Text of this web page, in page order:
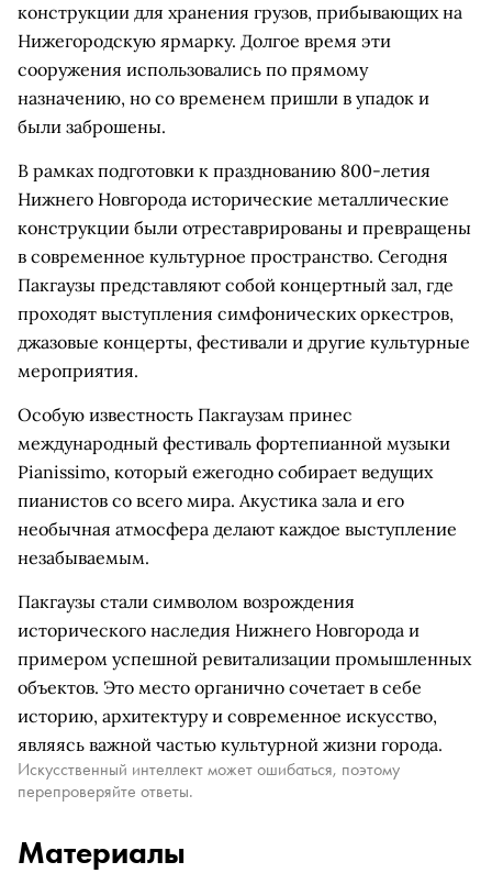
конструкции для хранения грузов, прибывающих на
Нижегородскую ярмарку. Долгое время эти
сооружения использовались по прямому
назначению, но со временем пришли в упадок и
были заброшены.
В рамках подготовки к празднованию 800-летия
Нижнего Новгорода исторические металлические
конструкции были отреставрированы и превращены
в современное культурное пространство. Сегодня
Пакгаузы представляют собой концертный зал, где
проходят выступления симфонических оркестров,
джазовые концерты, фестивали и другие культурные
мероприятия.
Особую известность Пакгаузам принес
международный фестиваль фортепианной музыки
Pianissimo, который ежегодно собирает ведущих
пианистов со всего мира. Акустика зала и его
необычная атмосфера делают каждое выступление
незабываемым.
Пакгаузы стали символом возрождения
исторического наследия Нижнего Новгорода и
примером успешной ревитализации промышленных
объектов. Это место органично сочетает в себе
историю, архитектуру и современное искусство,
являясь важной частью культурной жизни города.
Искусственный интеллект может ошибаться, поэтому
перепроверяйте ответы.
Материалы